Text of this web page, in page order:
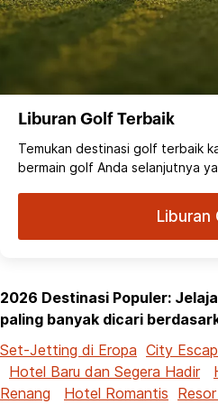
Liburan Golf Terbaik
Temukan destinasi golf terbaik
bermain golf Anda selanjutnya
Liburan
2026 Destinasi Populer:
paling banyak dicari
Set-Jetting di Eropa City
Hotel Baru dan Segera Hadir
Renang
Hotel Romantis